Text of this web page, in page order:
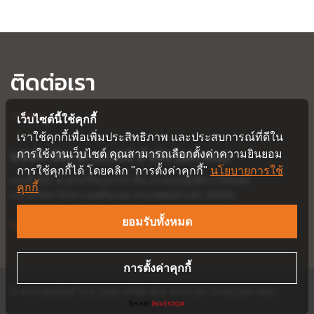
ติดต่อเรา
บริษัท ซีเค พาวเวอร์ จำกัด (มหาชน)
เลขที่ 587 อาคารวิริยะถาวร ชั้น 19
ถนนสุทธิสารวินิจฉัย
แขวงรัชดาภิเษก
+66 2691 9723
เว็บไซต์นี้ใช้คุกกี้
เราใช้คุกกี้เพื่อเพิ่มประสิทธิภาพ และประสบการณ์ที่ดีใน
การใช้งานเว็บไซต์ คุณสามารถเลือกตั้งค่าความยินยอม
การใช้คุกกี้ได้ โดยคลิก "การตั้งค่าคุกกี้" นโยบายการใช้
คุกกี้
ยอมรับทั้งหมด
การตั้งค่าคุกกี้